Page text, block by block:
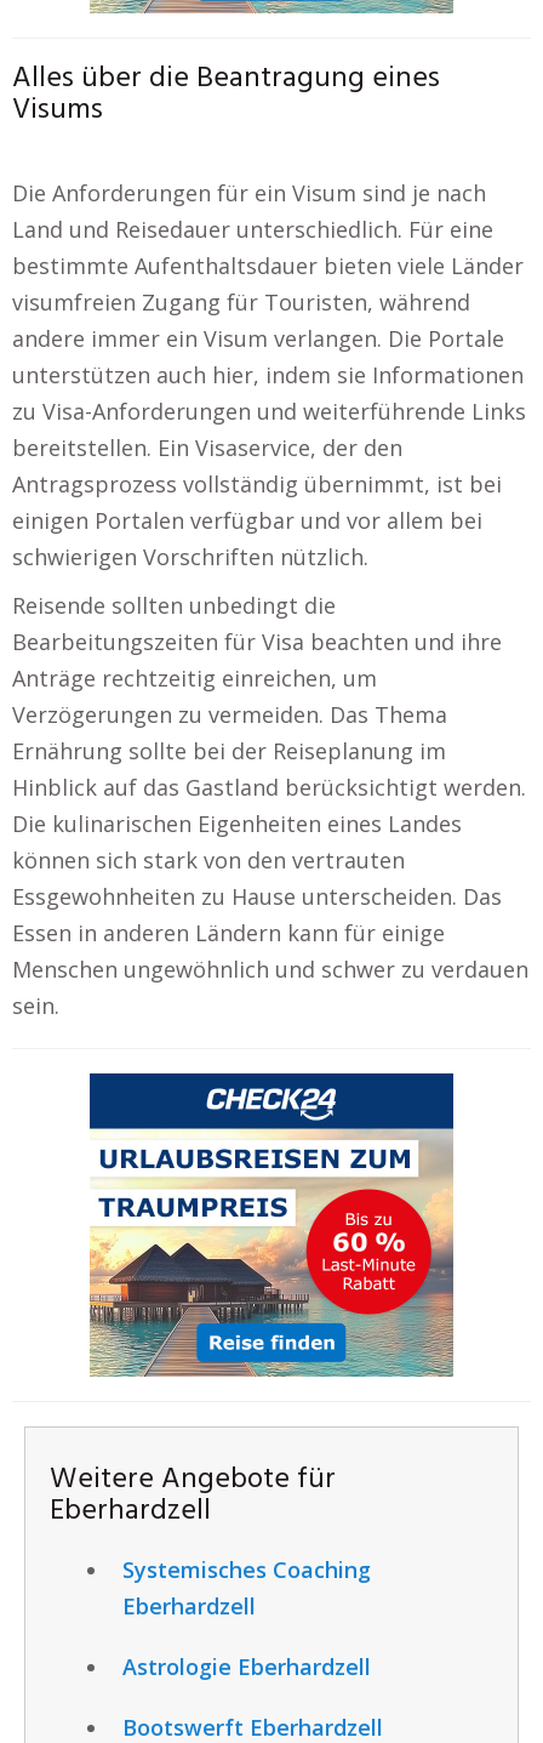
Alles über die Beantragung eines
Visums
Die Anforderungen für ein Visum sind je nach
Land und Reisedauer unterschiedlich. Für eine
bestimmte Aufenthaltsdauer bieten viele Länder
visumfreien Zugang für Touristen, während
andere immer ein Visum verlangen. Die Portale
unterstützen auch hier, indem sie Informationen
zu Visa-Anforderungen und weiterführende Links
bereitstellen. Ein Visaservice, der den
Antragsprozess vollständig übernimmt, ist bei
einigen Portalen verfügbar und vor allem bei
schwierigen Vorschriften nützlich.
Reisende sollten unbedingt die
Bearbeitungszeiten für Visa beachten und ihre
Anträge rechtzeitig einreichen, um
Verzögerungen zu vermeiden. Das Thema
Ernährung sollte bei der Reiseplanung im
Hinblick auf das Gastland berücksichtigt werden.
Die kulinarischen Eigenheiten eines Landes
können sich stark von den vertrauten
Essgewohnheiten zu Hause unterscheiden. Das
Essen in anderen Ländern kann für einige
Menschen ungewöhnlich und schwer zu verdauen
sein.
Weitere Angebote für
Eberhardzell
Systemisches Coaching
Eberhardzell
Astrologie Eberhardzell
Bootswerft Eberhardzell